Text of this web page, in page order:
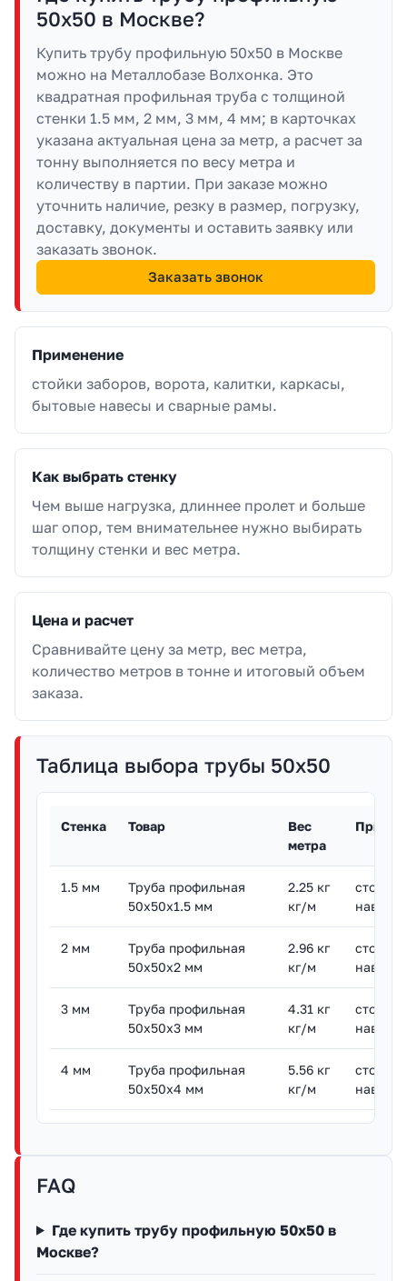
50х50 в Москве?
Купить трубу профильную 50х50 в Москве
можно на Металлобазе Волхонка. Это
квадратная профильная труба с толщиной
стенки 1.5 мм, 2 мм, 3 мм, 4 мм; в карточках
указана актуальная цена за метр, а расчет за
тонну выполняется по весу метра и
количеству в партии. При заказе можно
уточнить наличие, резку в размер, погрузку,
доставку, документы и оставить заявку или
заказать звонок.
Заказать звонок
Применение
стойки заборов, ворота, калитки, каркасы,
бытовые навесы и сварные рамы.
Как выбрать стенку
Чем выше нагрузка, длиннее пролет и больше
шаг опор, тем внимательнее нужно выбирать
толщину стенки и вес метра.
Цена и расчет
Сравнивайте цену за метр, вес метра,
количество метров в тонне и итоговый объем
заказа.
Таблица выбора трубы 50х50
Стенка Товар
Вес
метра
1.5 мм
Труба профильная
50х50х1.5 мм
2.25 кг
кг/м
стойки
навесы
2 мм
Труба профильная
50х50х2 мм
2.96 кг
кг/м
стойки
навесы
3 мм
Труба профильная
50х50х3 мм
4.31 кг
кг/м
стойки
навесы
4 мм
Труба профильная
50х50х4 мм
5.56 кг
кг/м
стойки
навесы
FAQ
Где купить трубу профильную 50х50 в
Москве?